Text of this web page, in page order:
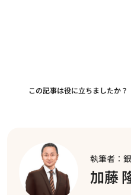
この記事は役に立ちましたか？
執筆者：
加藤